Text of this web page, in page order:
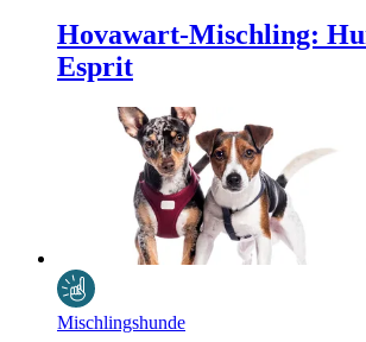
Hovawart-Mischling:
Esprit
Mischlingshunde